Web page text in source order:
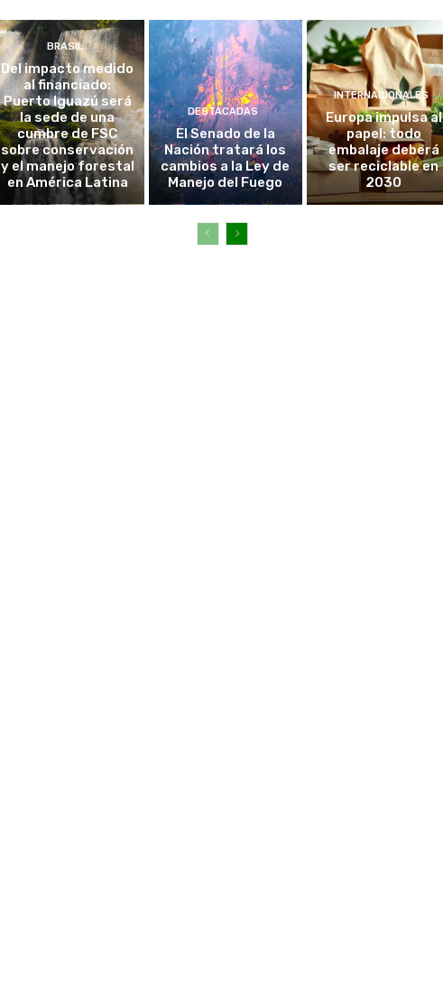
BRASIL
Del impacto medido
al financiado:
Puerto Iguazú será
la sede de una
cumbre de FSC
sobre conservación
y el manejo forestal
en América Latina
DESTACADAS
El Senado de la
Nación tratará los
cambios a la Ley de
Manejo del Fuego
INTERNACIONALES
Europa impulsa al
papel: todo
embalaje deberá
ser reciclable en
2030